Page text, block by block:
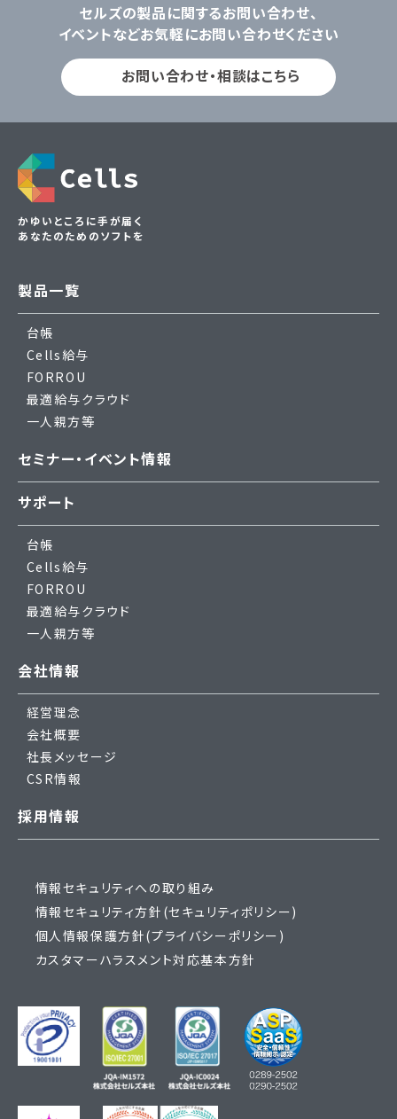
セルズの製品に関するお問い合わせ、
イベントなどお気軽にお問い合わせください
お問い合わせ・相談はこちら
かゆいところに手が届く
あなたのためのソフトを
製品一覧
台帳
Cells給与
FORROU
最適給与クラウド
一人親方等
セミナー・イベント情報
サポート
台帳
Cells給与
FORROU
最適給与クラウド
一人親方等
会社情報
経営理念
会社概要
社長メッセージ
CSR情報
採用情報
情報セキュリティへの取り組み
情報セキュリティ方針(セキュリティポリシー)
個人情報保護方針(プライバシーポリシー)
カスタマーハラスメント対応基本方針